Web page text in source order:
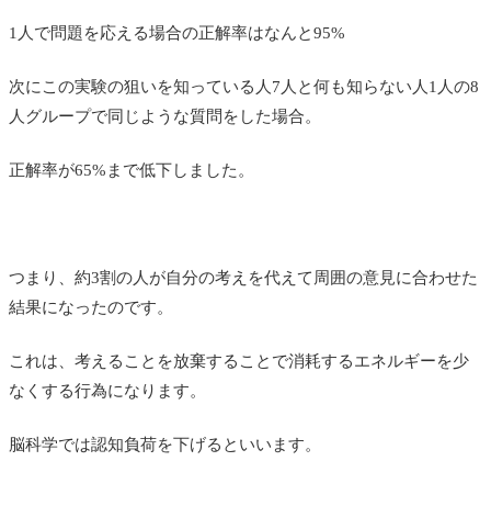
1人で問題を応える場合の正解率はなんと95%
次にこの実験の狙いを知っている人7人と何も知らない人1人の8
人グループで同じような質問をした場合。
正解率が65%まで低下しました。
つまり、約3割の人が自分の考えを代えて周囲の意見に合わせた
結果になったのです。
これは、考えることを放棄することで消耗するエネルギーを少
なくする行為になります。
脳科学では認知負荷を下げるといいます。